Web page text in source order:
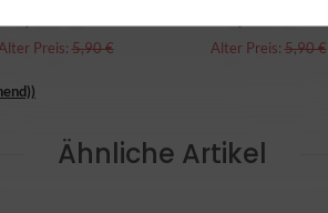
Alter Preis:5,90 € Alter Preis:5,90 €
Ähnliche Artikel